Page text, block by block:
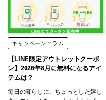
キャンペーンコラム
【LINE限定アウトレットクーポ
ン】2026年8月に無料になるアイ
テムは？
毎日の暮らしに、ちょっとした嬉し